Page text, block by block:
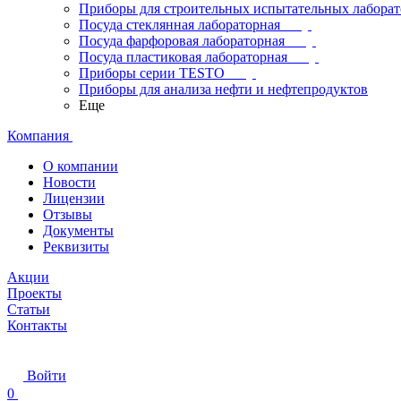
Приборы для строительных испытательных
Посуда стеклянная лабораторная
Посуда фарфоровая лабораторная
Посуда пластиковая лабораторная
Приборы серии TESTO
Приборы для анализа нефти и нефтепродуктов
Еще
Компания
О компании
Новости
Лицензии
Отзывы
Документы
Реквизиты
Акции
Проекты
Статьи
Контакты
Войти
0